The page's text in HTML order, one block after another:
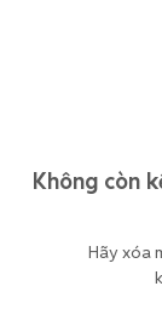
Không còn
Hãy xóa